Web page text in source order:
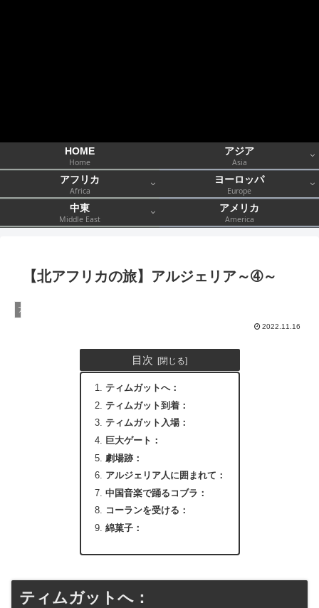
HOME
Home
アジア
Asia
アフリカ
Africa
ヨーロッパ
Europe
中東
Middle East
アメリカ
America
【北アフリカの旅】アルジェリア～➃～
アフリカ
2022.11.16
目次
ティムガットへ：
ティムガット到着：
ティムガット入場：
巨大ゲート：
劇場跡：
アルジェリア人に囲まれて：
中国音楽で踊るコブラ：
コーランを受ける：
綿菓子：
ティムガットへ：